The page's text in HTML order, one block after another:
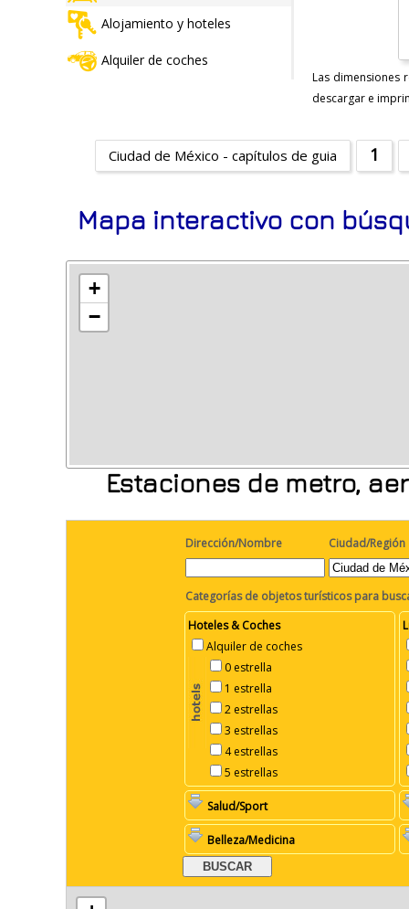
Alojamiento y hoteles
Alquiler de coches
Las dimensiones
descargar e
Ciudad de México - capítulos de guia 1
Mapa interactivo con
+
−
Estaciones de metro,
Dirección/Nombre Ciudad/Región
Categorías de objetos turísticos para
Hoteles & Coches
Alquiler de coches
0 estrella
1 estrella
2 estrellas
3 estrellas
4 estrellas
5 estrellas
Salud/Sport
Belleza/Medicina